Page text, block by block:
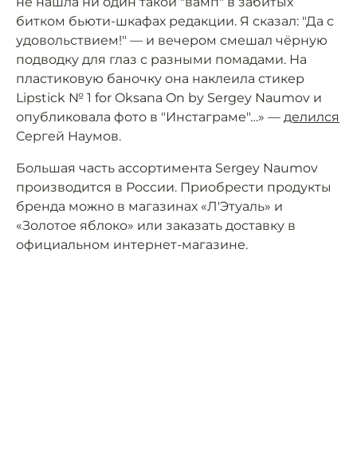
битком бьюти-шкафах редакции. Я сказал: "Да с
удовольствием!" — и вечером смешал чёрную
подводку для глаз с разными помадами. На
пластиковую баночку она наклеила стикер
Lipstick № 1 for Oksana On by Sergey Naumov и
опубликовала фото в "Инстаграме"…» — делился
Сергей Наумов.
Большая часть ассортимента Sergey Naumov
производится в России. Приобрести продукты
бренда можно в магазинах «Л'Этуаль» и
«Золотое яблоко» или заказать доставку в
официальном интернет-магазине.